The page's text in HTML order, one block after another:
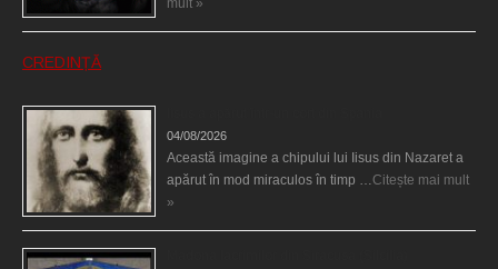
mult »
CREDINȚĂ
04/08/2026
Această imagine a chipului lui Iisus din Nazaret a
apărut în mod miraculos în timp …Citește mai mult
»